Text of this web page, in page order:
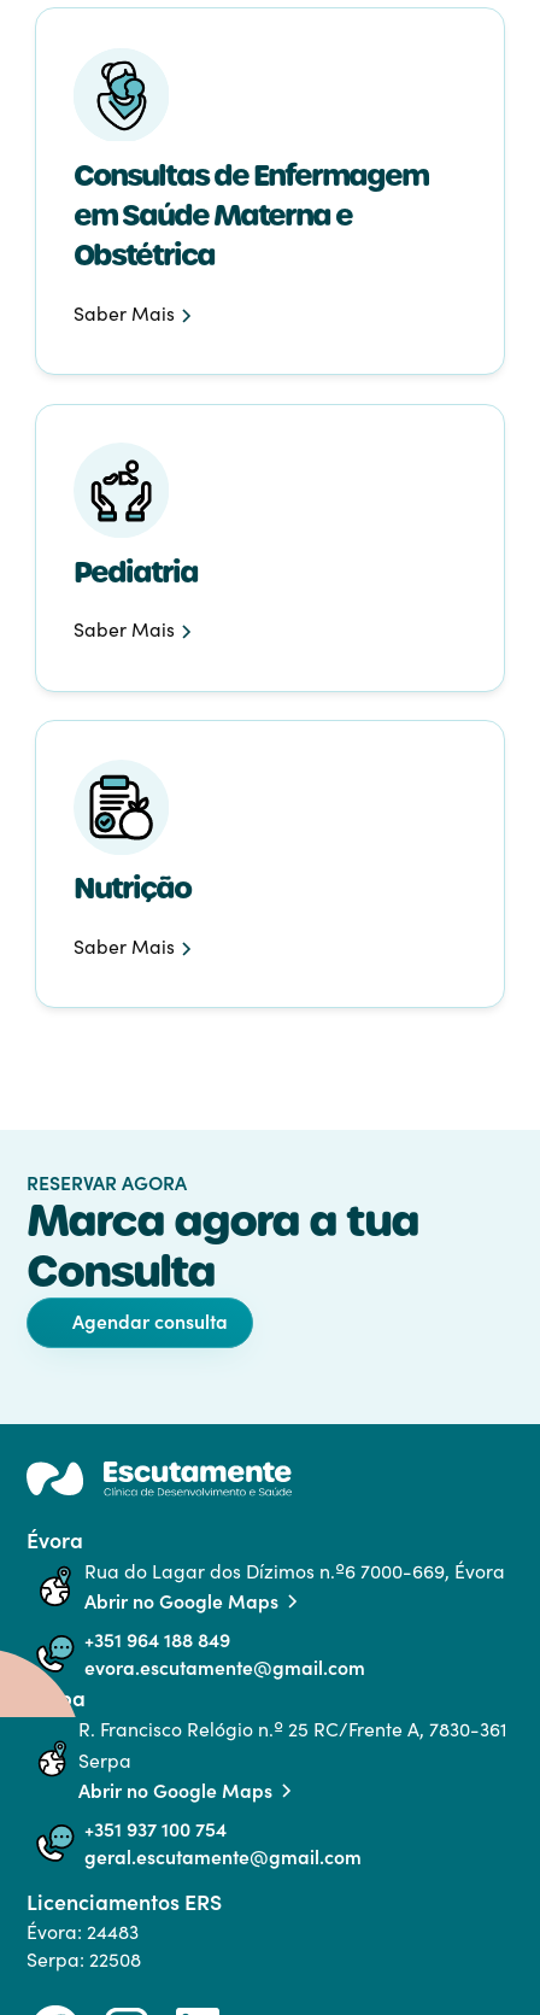
Consultas de Enfermagem
em Saúde Materna e
Obstétrica
Saber Mais
Pediatria
Saber Mais
Nutrição
Saber Mais
RESERVAR AGORA
Marca agora a tua
Consulta
Agendar consulta
Évora
Rua do Lagar dos Dízimos n.º6 7000-669, Évora
Abrir no Google Maps
+351 964 188 849
evora.escutamente@gmail.com
Serpa
R. Francisco Relógio n.º 25 RC/Frente A, 7830-361
Serpa
Abrir no Google Maps
+351 937 100 754
geral.escutamente@gmail.com
Licenciamentos ERS
Évora: 24483
Serpa: 22508